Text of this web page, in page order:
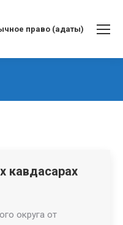
право (адаты)
кавдасарах
округа от